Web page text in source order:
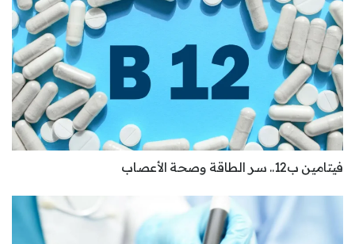
فيتامين ب12.. سر الطاقة وصحة الأعصاب